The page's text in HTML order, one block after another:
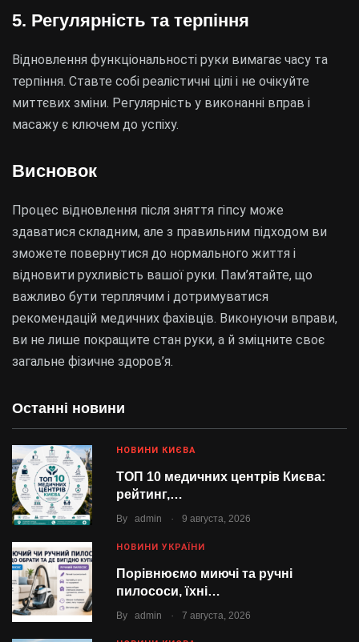
Останні новини
НОВИНИ КИЄВА
ТОП 10 медичних центрів Києва:
рейтинг,…
By admin . 9 августа, 2026
НОВИНИ УКРАЇНИ
Порівнюємо миючі та ручні
пилососи, їхні…
By admin . 7 августа, 2026
5. Регулярність та терпіння
Відновлення функціональності руки вимагає часу та
терпіння. Ставте собі реалістичні цілі і не очікуйте
миттєвих зміни. Регулярність у виконанні вправ і
масажу є ключем до успіху.
Висновок
Процес відновлення після зняття гіпсу може
здаватися складним, але з правильним підходом ви
зможете повернутися до нормального життя і
відновити рухливість вашої руки. Пам’ятайте, що
важливо бути терплячим і дотримуватися
рекомендацій медичних фахівців. Виконуючи вправи,
ви не лише покращите стан руки, а й зміцните своє
загальне фізичне здоров’я.